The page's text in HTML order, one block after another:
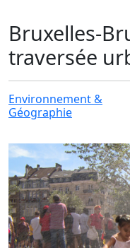
Bruxelles-
traversée
Environnement &
Géographie